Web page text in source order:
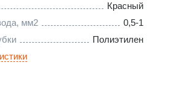
Красный
мм2
0,5-1
Полиэтилен